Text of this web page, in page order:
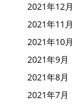
2022年1月
2021年12月
2021年11月
2021年10月
2021年9月
2021年8月